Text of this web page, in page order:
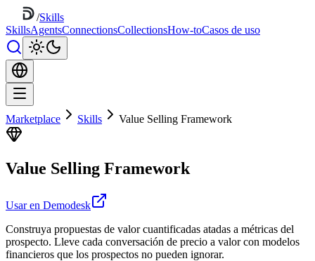
/Skills
SkillsAgentsConnectionsCollectionsHow-toCasos de uso
Marketplace Skills Value Selling Framework
Value Selling Framework
Usar en Demodesk
Construya propuestas de valor cuantificadas atadas a métricas del
prospecto. Lleve cada conversación de precio a valor con modelos
financieros que los prospectos no pueden ignorar.